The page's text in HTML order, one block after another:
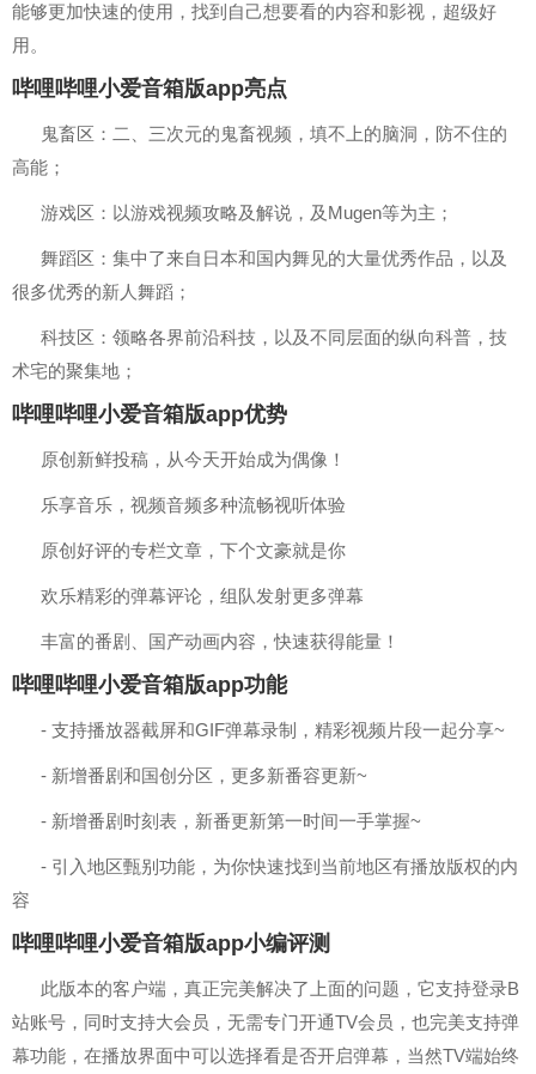
能够更加快速的使用，找到自己想要看的内容和影视，超级好
用。
哔哩哔哩小爱音箱版app亮点
鬼畜区：二、三次元的鬼畜视频，填不上的脑洞，防不住的
高能；
游戏区：以游戏视频攻略及解说，及Mugen等为主；
舞蹈区：集中了来自日本和国内舞见的大量优秀作品，以及
很多优秀的新人舞蹈；
科技区：领略各界前沿科技，以及不同层面的纵向科普，技
术宅的聚集地；
哔哩哔哩小爱音箱版app优势
原创新鲜投稿，从今天开始成为偶像！
乐享音乐，视频音频多种流畅视听体验
原创好评的专栏文章，下个文豪就是你
欢乐精彩的弹幕评论，组队发射更多弹幕
丰富的番剧、国产动画内容，快速获得能量！
哔哩哔哩小爱音箱版app功能
- 支持播放器截屏和GIF弹幕录制，精彩视频片段一起分享~
- 新增番剧和国创分区，更多新番容更新~
- 新增番剧时刻表，新番更新第一时间一手掌握~
- 引入地区甄别功能，为你快速找到当前地区有播放版权的内
容
哔哩哔哩小爱音箱版app小编评测
此版本的客户端，真正完美解决了上面的问题，它支持登录B
站账号，同时支持大会员，无需专门开通TV会员，也完美支持弹
幕功能，在播放界面中可以选择看是否开启弹幕，当然TV端始终